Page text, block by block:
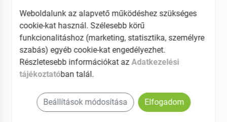
Weboldalunk az alapvető működéshez szükséges
cookie-kat használ. Szélesebb körű
funkcionalitáshoz (marketing, statisztika, személyre
szabás) egyéb cookie-kat engedélyezhet.
Részletesebb információkat az Adatkezelési
tájékoztatóban talál.
Beállítások módosítása Elfogadom